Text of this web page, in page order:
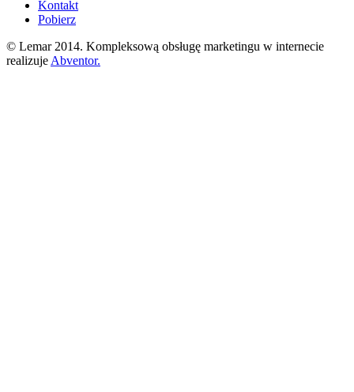
Kontakt
Pobierz
© Lemar 2014. Kompleksową obsługę marketingu w internecie
realizuje Abventor.